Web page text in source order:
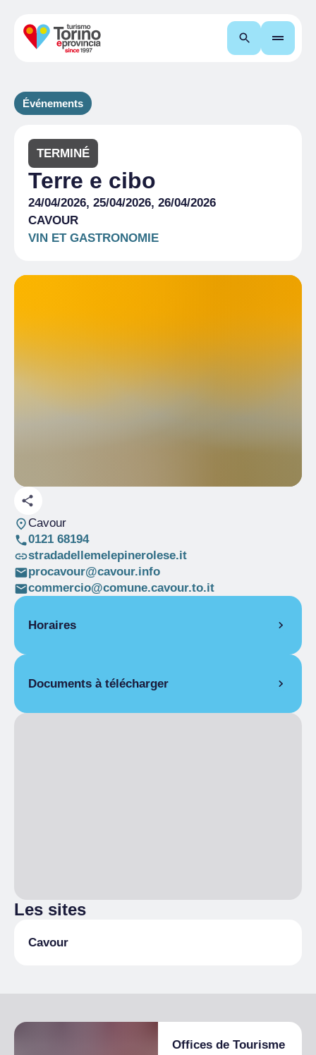
Recherche
Événements
TERMINÉ
Terre e cibo
24/04/2026, 25/04/2026, 26/04/2026
CAVOUR
VIN ET GASTRONOMIE
Cavour
0121 68194
stradadellemelepinerolese.it
procavour@cavour.info
commercio@comune.cavour.to.it
Horaires
Documents à télécharger
Les sites
Cavour
Offices de Tourisme